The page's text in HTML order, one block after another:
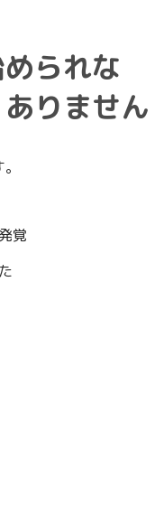
られな
りません
覚